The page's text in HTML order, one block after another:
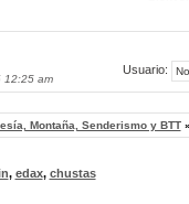
12:25 am
Usuario:
Montaña, Senderismo y BTT»
, edax, chustas